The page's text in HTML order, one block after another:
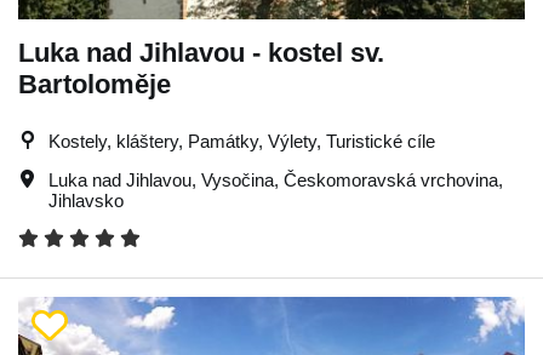
Luka nad Jihlavou - kostel sv.
Bartoloměje
Kostely, kláštery, Památky, Výlety, Turistické cíle
Luka nad Jihlavou, Vysočina, Českomoravská vrchovina,
Jihlavsko